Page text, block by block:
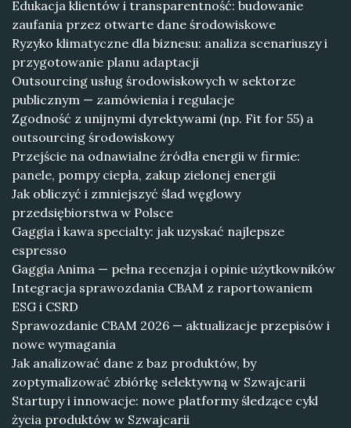
Edukacja klientów i transparentność: budowanie
zaufania przez otwarte dane środowiskowe
Ryzyko klimatyczne dla biznesu: analiza scenariuszy i
przygotowanie planu adaptacji
Outsourcing usług środowiskowych w sektorze
publicznym — zamówienia i regulacje
Zgodność z unijnymi dyrektywami (np. Fit for 55) a
outsourcing środowiskowy
Przejście na odnawialne źródła energii w firmie:
panele, pompy ciepła, zakup zielonej energii
Jak obliczyć i zmniejszyć ślad węglowy
przedsiębiorstwa w Polsce
Gaggia i kawa specialty: jak uzyskać najlepsze
espresso
Gaggia Anima — pełna recenzja i opinie użytkowników
Integracja sprawozdania CBAM z raportowaniem
ESG i CSRD
Sprawozdanie CBAM 2026 — aktualizacje przepisów i
nowe wymagania
Jak analizować dane z baz produktów, by
zoptymalizować zbiórkę selektywną w Szwajcarii
Startupy i innowacje: nowe platformy śledzące cykl
życia produktów w Szwajcarii